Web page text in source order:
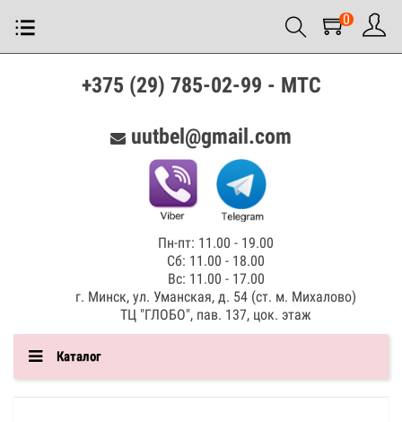
0
+375 (29) 785-02-99 - МТС
uutbel@gmail.com
Пн-пт: 11.00 - 19.00
Сб: 11.00 - 18.00
Вс: 11.00 - 17.00
г. Минск, ул. Уманская, д. 54 (ст. м. Михалово)
ТЦ "ГЛОБО", пав. 137, цок. этаж
Каталог